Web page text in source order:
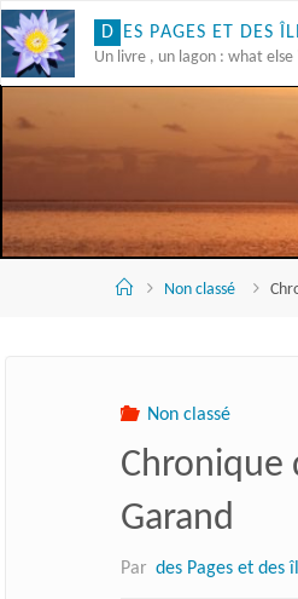
Skip
to
content
D ES PAGES ET DES L
Un livre , un lagon : what else
AccueilNon classé
Non classé
Chronique
Garand
Par des Pages et des